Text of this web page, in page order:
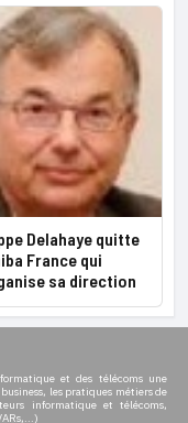
Delahaye quitte
France qui
sa direction
et des télécoms une
les pratiques métiers de
informatique et télécoms,